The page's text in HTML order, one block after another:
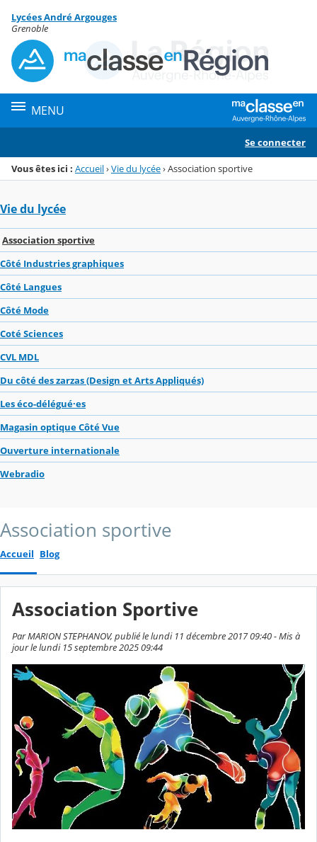
Menu de la rubrique
Contenu
Lycées André Argouges
Grenoble
MENU
Se connecter
Vous êtes ici : Accueil›Vie du lycée›Association sportive
Vie du lycée
Association sportive
Côté Industries graphiques
Côté Langues
Côté Mode
Coté Sciences
CVL MDL
Du côté des zarzas (Design et Arts Appliqués)
Les éco-délégué·es
Magasin optique Côté Vue
Ouverture internationale
Webradio
Association sportive
Accueil Blog
Association Sportive
Par MARION STEPHANOV, publié le lundi 11 décembre 2017 09:40 - Mis à
jour le lundi 15 septembre 2025 09:44